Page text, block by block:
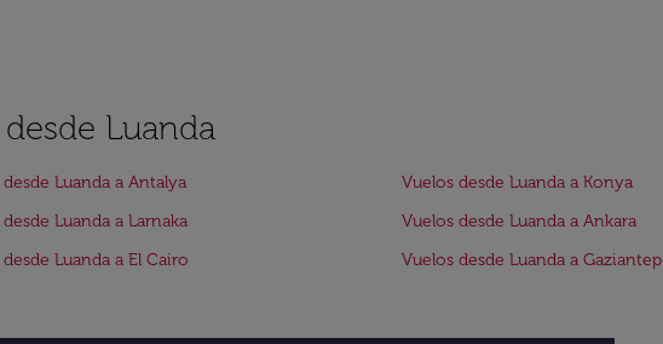
Luanda
Luanda a Antalya
Vuelos desde Luanda a Konya
Luanda a Larnaka
Vuelos desde Luanda a Ankara
Luanda a El Cairo Vuelos desde Luanda a Gaziantep